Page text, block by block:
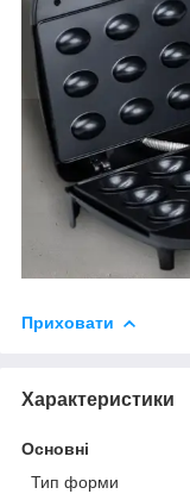
Приховати
Характеристики
Основні
Тип форми